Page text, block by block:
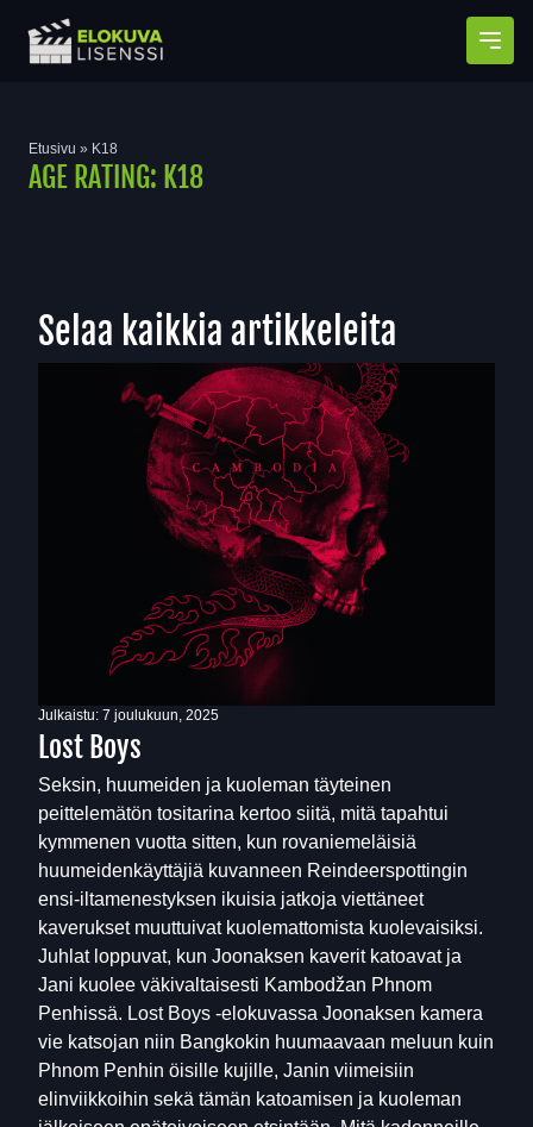
Etusivu » K18
AGE RATING: K18
Selaa kaikkia artikkeleita
Julkaistu: 7 joulukuun, 2025
Lost Boys
Seksin, huumeiden ja kuoleman täyteinen
peittelemätön tositarina kertoo siitä, mitä tapahtui
kymmenen vuotta sitten, kun rovaniemeläisiä
huumeidenkäyttäjiä kuvanneen Reindeerspottingin
ensi-iltamenestyksen ikuisia jatkoja viettäneet
kaverukset muuttuivat kuolemattomista kuolevaisiksi.
Juhlat loppuvat, kun Joonaksen kaverit katoavat ja
Jani kuolee väkivaltaisesti Kambodžan Phnom
Penhissä. Lost Boys -elokuvassa Joonaksen kamera
vie katsojan niin Bangkokin huumaavaan meluun kuin
Phnom Penhin öisille kujille, Janin viimeisiin
elinviikkoihin sekä tämän katoamisen ja kuoleman